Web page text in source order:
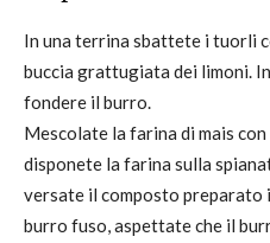
In una terrina sbattete i tuorli
buccia grattugiata dei limoni.
fondere il burro.
Mescolate la farina di mais
disponete la farina sulla
versate il composto preparato
burro fuso, aspettate che il